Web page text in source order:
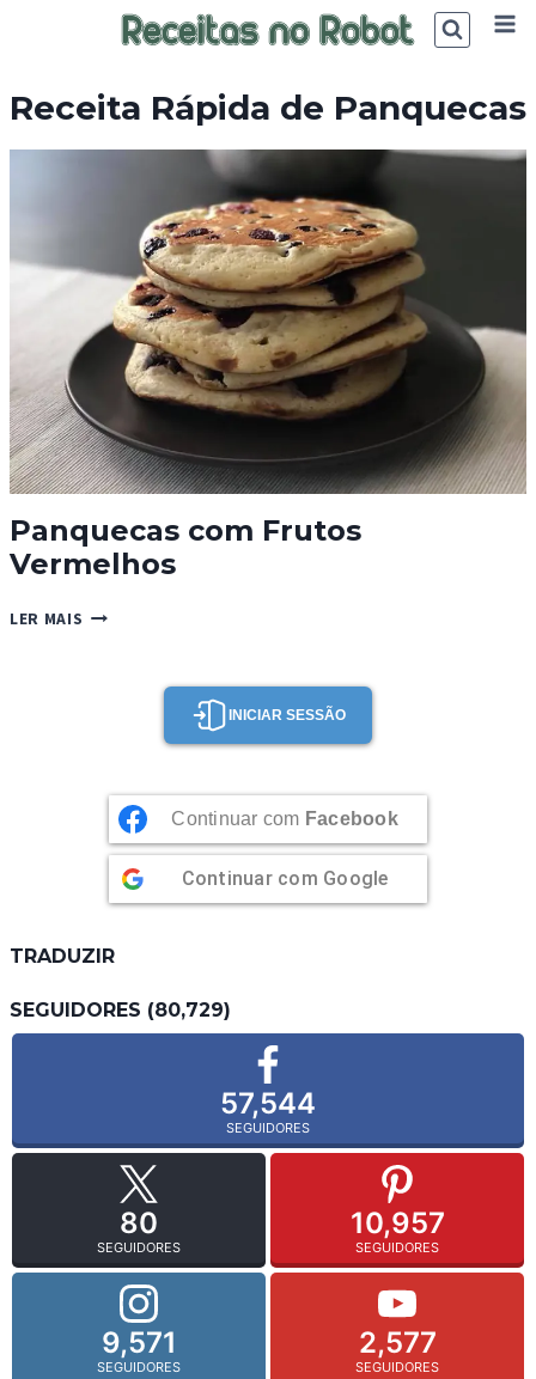
Receita Rápida de Panquecas
Panquecas com Frutos
Vermelhos
LER MAIS PANQUECAS
VERMELHOS
INICIAR SESSÃO
Continuar com Facebook
Continuar com Google
TRADUZIR
SEGUIDORES (80,729)
57,544
SEGUIDORES
80
SEGUIDORES
10,957
SEGUIDORES
9,571
SEGUIDORES
2,577
SEGUIDORES